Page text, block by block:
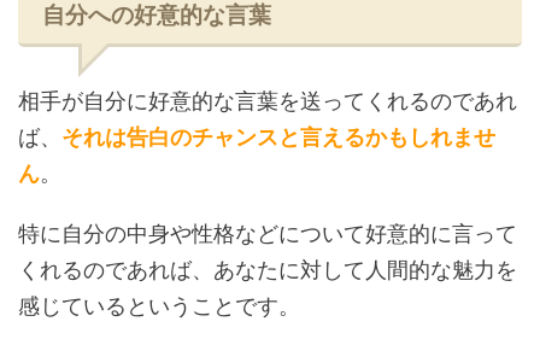
自分への好意的な言葉
相手が自分に好意的な言葉を送ってくれるのであれ
ば、 それは告白のチャンスと言えるかもしれませ
ん。
特に自分の中身や性格などについて好意的に言って
くれるのであれば、あなたに対して人間的な魅力を
感じているということです。